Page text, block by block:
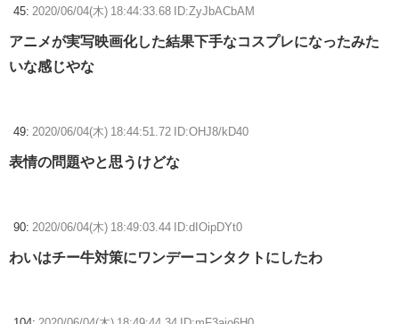
45: 2020/06/04(木) 18:44:33.68 ID:ZyJbACbAM
アニメが実写映画化した結果下手なコスプレになったみた
いな感じやな
49: 2020/06/04(木) 18:44:51.72 ID:OHJ8/kD40
表情の問題やと思うけどな
90: 2020/06/04(木) 18:49:03.44 ID:dIOipDYt0
わいはチー牛対策にワンデーコンタクトにしたわ